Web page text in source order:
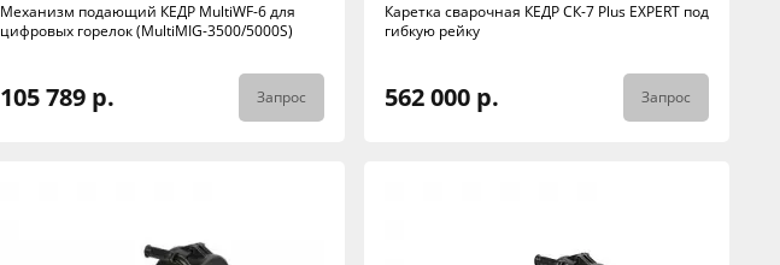
Механизм подающий КЕДР MultiWF-6 для
цифровых горелок (MultiMIG-3500/5000S)
105 789 р. Запрос
Каретка сварочная КЕДР СК-7 Plus EXPERT под
гибкую рейку
562 000 р. Запрос